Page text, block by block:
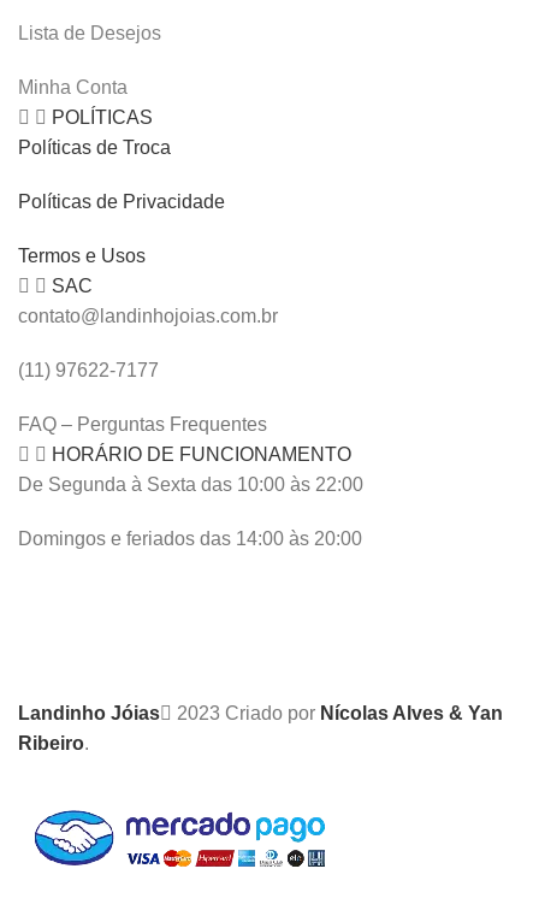
Lista de Desejos
Minha Conta
POLÍTICAS
Políticas de Troca
Políticas de Privacidade
Termos e Usos
SAC
contato@landinhojoias.com.br
(11) 97622-7177
FAQ – Perguntas Frequentes
HORÁRIO DE FUNCIONAMENTO
De Segunda à Sexta das 10:00 às 22:00
Domingos e feriados das 14:00 às 20:00
Landinho Jóias 2023 Criado por Nícolas Alves & Yan
Ribeiro.